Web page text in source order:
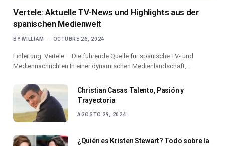
Vertele: Aktuelle TV-News und Highlights aus der
spanischen Medienwelt
BY WILLIAM OCTUBRE 26, 2024
Einleitung: Vertele – Die führende Quelle für spanische TV- und
Mediennachrichten In einer dynamischen Medienlandschaft,…
Christian Casas Talento, Pasión y
Trayectoria
AGOSTO 29, 2024
¿Quién es Kristen Stewart? Todo sobre la